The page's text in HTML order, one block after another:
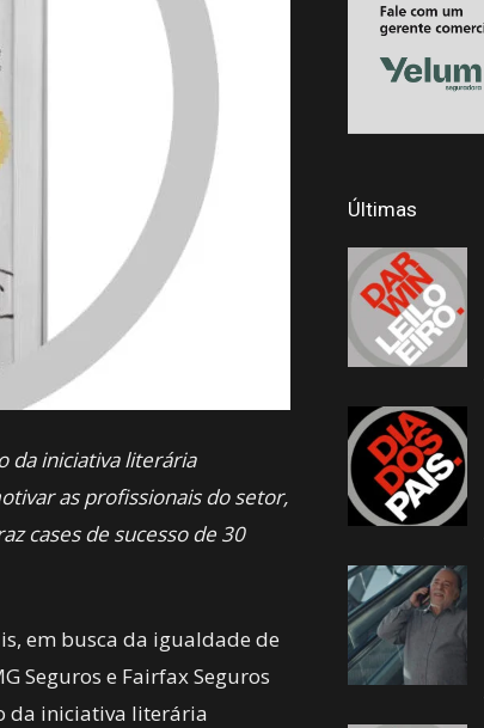
da iniciativa literária
as profissionais do setor,
cases de sucesso de 30
em busca da igualdade de
Seguros e Fairfax Seguros
da iniciativa literária
Últimas